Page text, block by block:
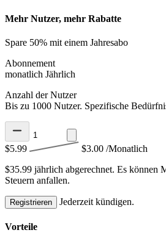
Mehr Nutzer, mehr Rabatte
Spare 50% mit einem Jahresabo
Abonnement
monatlich Jährlich
Anzahl der Nutzer
Bis zu 1000 Nutzer. Spezifische
$5.99 $3.00 /Monatlich
$35.99 jährlich abgerechnet. Es können
Steuern anfallen.
Registrieren Jederzeit kündigen.
Vorteile